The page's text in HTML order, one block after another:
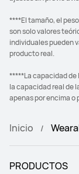
****El tamaño, el
son solo valores
individuales pueden
producto real.
*****La capacidad de
la capacidad real de
apenas por encima o
Inicio
PRODUCTOS